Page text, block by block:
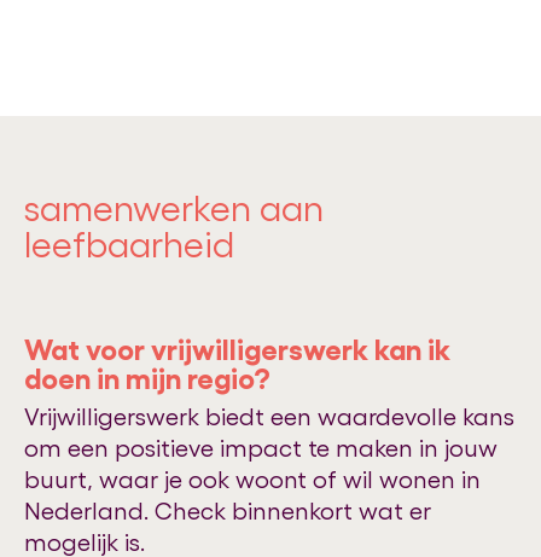
samenwerken aan
leefbaarheid
Wat voor vrijwilligerswerk kan ik
doen in mijn regio?
Vrijwilligerswerk biedt een waardevolle kans
om een positieve impact te maken in jouw
buurt, waar je ook woont of wil wonen in
Nederland. Check binnenkort wat er
mogelijk is.